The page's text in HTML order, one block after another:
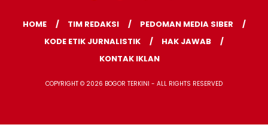
HOME TIM REDAKSI
PEDOMAN MEDIA SIBER
KODE ETIK JURNALISTIK
HAK JAWAB
KONTAK IKLAN
COPYRIGHT © 2026 BOGOR TERKINI - ALL RIGHTS RESERVED